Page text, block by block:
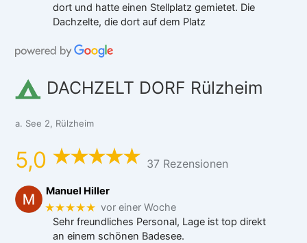
dort und hatte einen Stellplatz gemietet. Die
Dachzelte, die dort auf dem Platz
DACHZELT DORF Rülzheim
a. See 2, Rülzheim
5,0 37 Rezensionen
Manuel Hiller
★★★★★ vor einer Woche
Sehr freundliches Personal, Lage ist top direkt
an einem schönen Badesee.